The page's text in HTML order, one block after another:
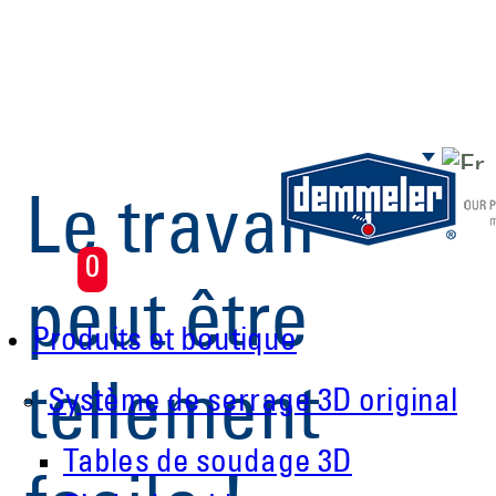
Aller au contenu principal
0
Produits et boutique
Système de serrage 3D original
Tables de soudage 3D
Le travail
peut être
tellement